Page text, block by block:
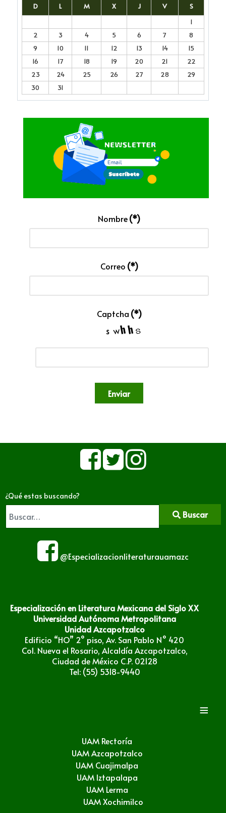
D L M X J V
S
1
2
3 4 5 6 7
8
9
10 11 12 13 14
15
16
17 18 19 20 21
22
23
24 25 26 27 28
29
30
31
Nombre(*)
Correo (*)
Captcha (*)
Enviar
¿Qué estas buscando?
Buscar
@Especializacionliteraturauamazc
Especialización en Literatura Mexicana del Siglo XX
Universidad Autónoma Metropolitana
Unidad Azcapotzalco
Edificio “HO” 2° piso, Av. San Pablo N° 420
Col. Nueva el Rosario, Alcaldía Azcapotzalco,
Ciudad de México C.P. 02128
Tel: (55) 5318-9440
≡
UAM Rectoría
UAM Azcapotzalco
UAM Cuajimalpa
UAM Iztapalapa
UAM Lerma
UAM Xochimilco